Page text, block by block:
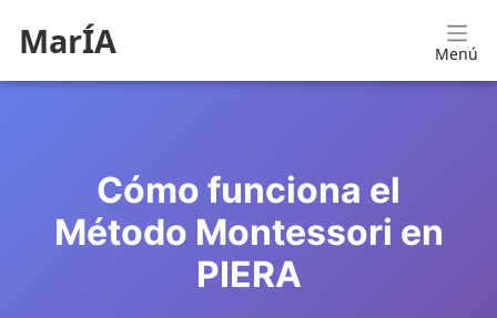
MarÍA Menú
Cómo funciona el
Método Montessori en
PIERA